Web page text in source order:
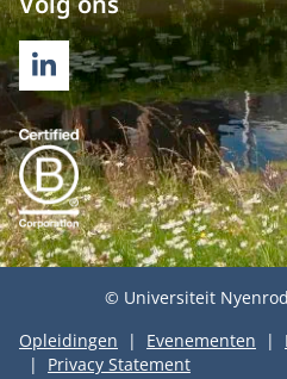
LINKEDIN
© Universiteit
Opleidingen
Evenementen
Privacy Statement